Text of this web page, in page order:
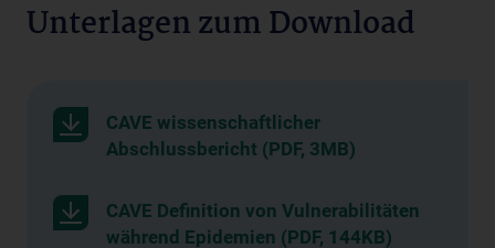
Unterlagen zum Download
CAVE wissenschaftlicher
Abschlussbericht (PDF, 3MB)
CAVE Definition von Vulnerabilitäten
während Epidemien (PDF, 144KB)